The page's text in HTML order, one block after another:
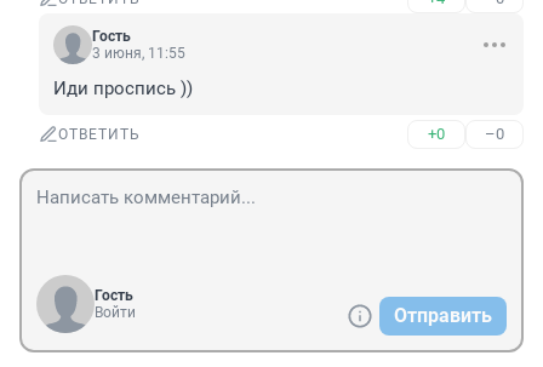
Гость
3 июня, 11:55
Иди проспись ))
ОТВЕТИТЬ +0 –0
Гость
Войти
Отправить